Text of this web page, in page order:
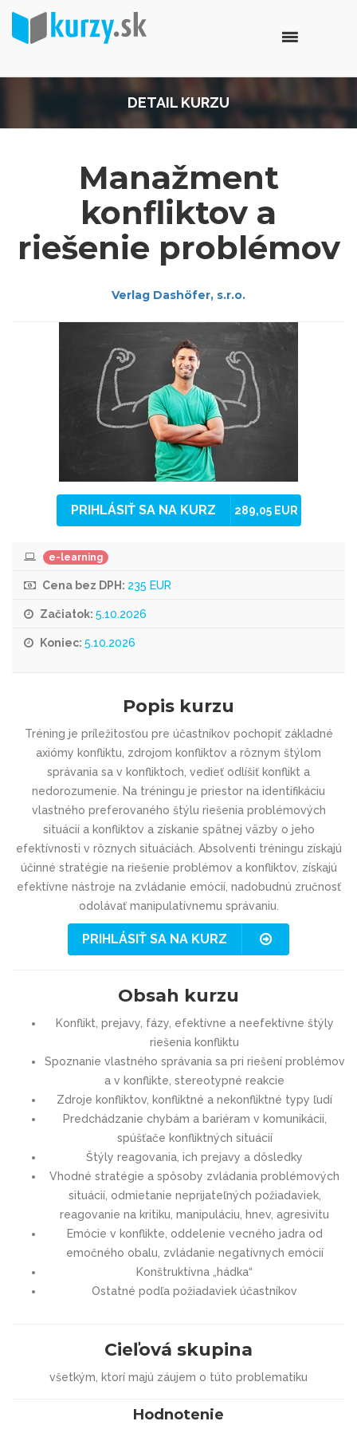
DETAIL KURZU
Manažment
konfliktov a
riešenie problémov
Verlag Dashöfer, s.r.o.
PRIHLÁSIŤ SA NA KURZ 289,05 EUR
e-learning
Cena bez DPH: 235 EUR
Začiatok: 5.10.2026
Koniec: 5.10.2026
Popis kurzu
Tréning je príležitosťou pre účastníkov pochopiť základné
axiómy konfliktu, zdrojom konfliktov a rôznym štýlom
správania sa v konfliktoch, vedieť odlíšiť konflikt a
nedorozumenie. Na tréningu je priestor na identifikáciu
vlastného preferovaného štýlu riešenia problémových
situácií a konfliktov a získanie spätnej väzby o jeho
efektívnosti v rôznych situáciách. Absolventi tréningu získajú
účinné stratégie na riešenie problémov a konfliktov, získajú
efektívne nástroje na zvládanie emócií, nadobudnú zručnosť
odolávať manipulatívnemu správaniu.
PRIHLÁSIŤ SA NA KURZ
Obsah kurzu
Konflikt, prejavy, fázy, efektívne a neefektívne štýly
riešenia konfliktu
Spoznanie vlastného správania sa pri riešení problémov
a v konflikte, stereotypné reakcie
Zdroje konfliktov, konfliktné a nekonfliktné typy ľudí
Predchádzanie chybám a bariéram v komunikácii,
spúšťače konfliktných situácií
Štýly reagovania, ich prejavy a dôsledky
Vhodné stratégie a spôsoby zvládania problémových
situácií, odmietanie neprijateľných požiadaviek,
reagovanie na kritiku, manipuláciu, hnev, agresivitu
Emócie v konflikte, oddelenie vecného jadra od
emočného obalu, zvládanie negatívnych emócií
Konštruktívna „hádka“
Ostatné podľa požiadaviek účastníkov
Cieľová skupina
všetkým, ktorí majú záujem o túto problematiku
Hodnotenie